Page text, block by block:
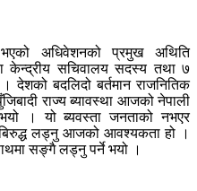
अधिवेशनको प्रमुख अथिति
केन्द्रीय सचिवालय सदस्य तथा ७
देशको बदलिदो बर्तमान राजनितिक
राज्य ब्यावस्था आजको नेपाली
। यो ब्यवस्ता जनताको नभएर
लड्नु आजको आवश्यकता हो ।
सङ्गै लड्नु पर्ने भयो ।